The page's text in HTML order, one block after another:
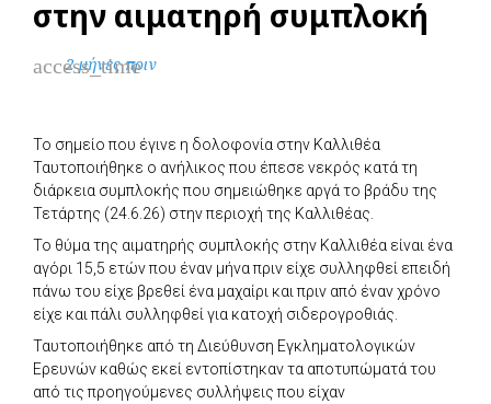
στην αιματηρή συμπλοκή
access_time
2 μήνες πριν
Το σημείο που έγινε η δολοφονία στην Καλλιθέα
Ταυτοποιήθηκε ο ανήλικος που έπεσε νεκρός κατά τη
διάρκεια συμπλοκής που σημειώθηκε αργά το βράδυ της
Τετάρτης (24.6.26) στην περιοχή της Καλλιθέας.
Το θύμα της αιματηρής συμπλοκής στην Καλλιθέα είναι ένα
αγόρι 15,5 ετών που έναν μήνα πριν είχε συλληφθεί επειδή
πάνω του είχε βρεθεί ένα μαχαίρι και πριν από έναν χρόνο
είχε και πάλι συλληφθεί για κατοχή σιδερογροθιάς.
Ταυτοποιήθηκε από τη Διεύθυνση Εγκληματολογικών
Ερευνών καθώς εκεί εντοπίστηκαν τα αποτυπώματά του
από τις προηγούμενες συλλήψεις που είχαν